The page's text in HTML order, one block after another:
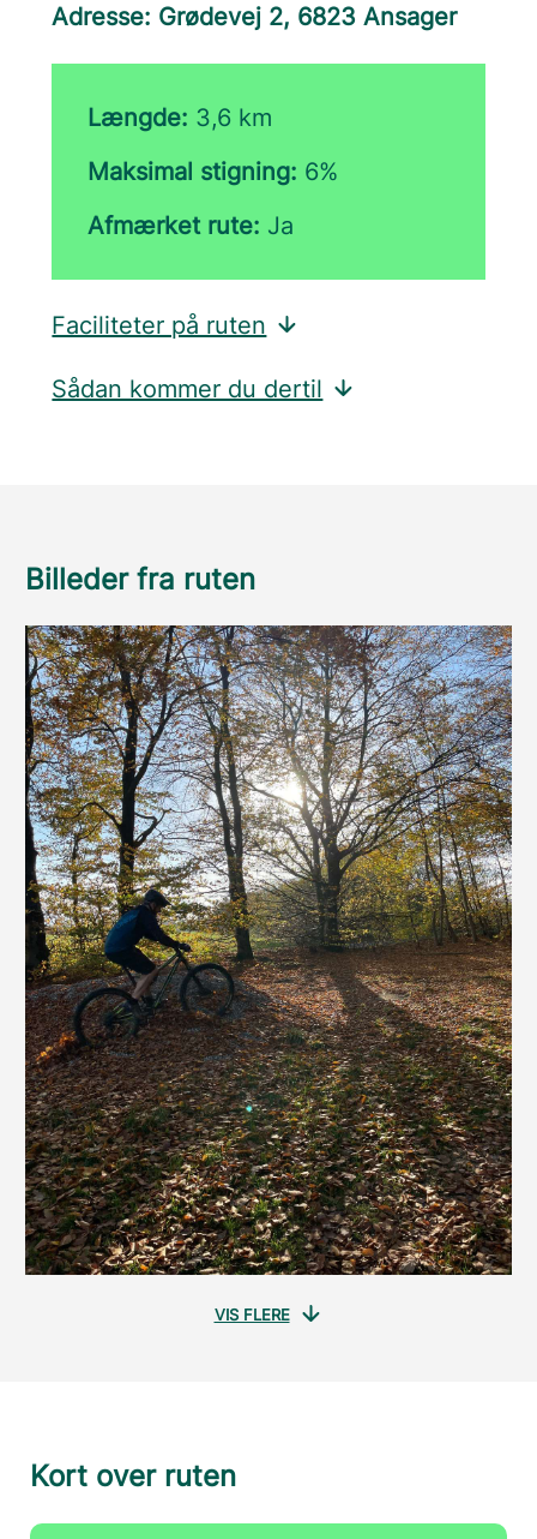
Adresse: Grødevej 2, 6823 Ansager
Længde: 3,6 km
Maksimal stigning: 6%
Afmærket rute: Ja
Faciliteter på ruten
Sådan kommer du dertil
Billeder fra ruten
VIS FLERE
Kort over ruten